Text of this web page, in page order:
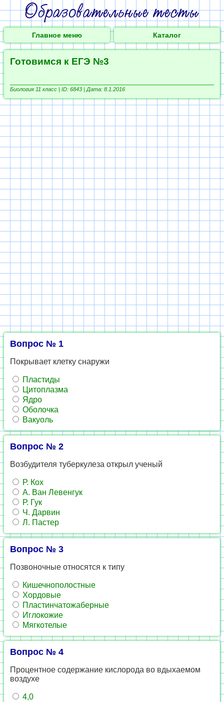
Главное меню Каталог
Готовимся к ЕГЭ №3
Биология 11 класс | ID: 6843 | Дата: 8.1.2016
Вопрос № 1
Покрывает клетку снаружи
Пластиды
Цитоплазма
Ядро
Оболочка
Вакуоль
Вопрос № 2
Возбудителя туберкулеза открыл ученый
Р. Кох
А. Ван Левенгук
Р. Гук
Ч. Дарвин
Л. Пастер
Вопрос № 3
Позвоночные относятся к типу
Кишечнополостные
Хордовые
Пластинчатожаберные
Иглокожие
Мягкотелые
Вопрос № 4
Процентное содержание кислорода во вдыхаемом
воздухе
4,0